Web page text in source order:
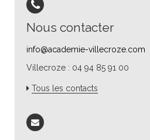
Nous contacter
info@academie-villecroze.com
Villecroze : 04 94 85 91 00
Tous les contacts